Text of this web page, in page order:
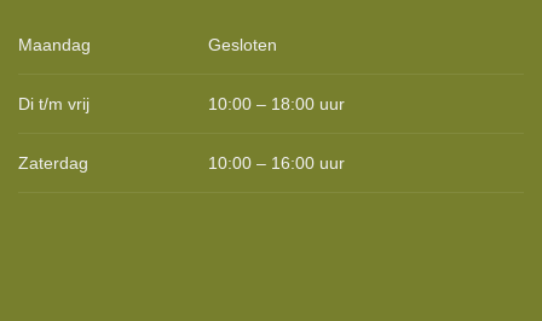
Maandag Gesloten
Di t/m vrij 10:00 – 18:00 uur
Zaterdag 10:00 – 16:00 uur